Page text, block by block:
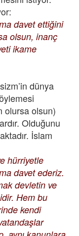
davet ettiğini
olsun, inanç
ikame
dünya
olursa olsun)
Olduğunu
İslam
hürriyetle
davet ederiz.
devletin ve
Hem bu
kendi